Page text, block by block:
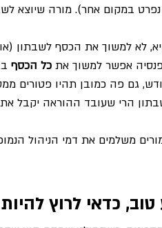
במקום אחר). מורה שיוצא
לא למשוך את הכסף לשבתון
אפשר למשוך את כל הכסף
גם פה כמובן תהיו פטורים
הרי שעובד ההוראה יקבל
משלמים את דמי הניהול הנמוכים
כדאי לרוץ